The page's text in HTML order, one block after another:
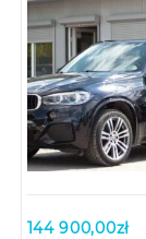
144 900,00zł